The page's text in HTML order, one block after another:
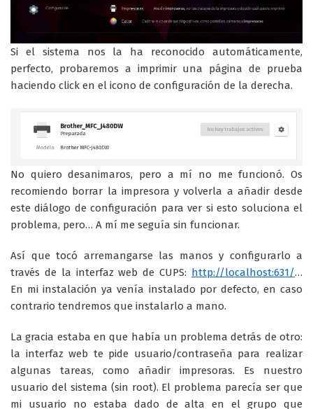
Si el sistema nos la ha reconocido automáticamente,
perfecto, probaremos a imprimir una página de prueba
haciendo click en el icono de configuración de la derecha.
No quiero desanimaros, pero a mí no me funcionó. Os
recomiendo borrar la impresora y volverla a añadir desde
este diálogo de configuración para ver si esto soluciona el
problema, pero… A mí me seguía sin funcionar.
Así que tocó arremangarse las manos y configurarlo a
través de la interfaz web de CUPS: http://localhost:631/…
En mi instalación ya venía instalado por defecto, en caso
contrario tendremos que instalarlo a mano.
La gracia estaba en que había un problema detrás de otro:
la interfaz web te pide usuario/contraseña para realizar
algunas tareas, como añadir impresoras. Es nuestro
usuario del sistema (sin root). El problema parecía ser que
mi usuario no estaba dado de alta en el grupo que